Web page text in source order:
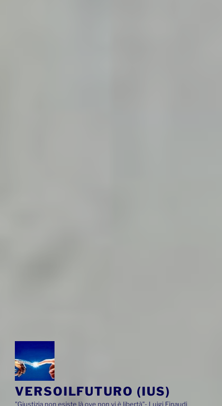
VERSOILFUTURO (IUS)
"Giustizia non esiste là ove non vi è libertà"- Luigi Einaudi